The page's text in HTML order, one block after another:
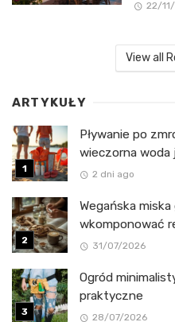
22/
View all
ARTYKUŁY
Pływanie po
wieczorna
2 dni ago
Wegańska
wkomponować
31/07/2026
Ogród
praktyczne
28/07/2026